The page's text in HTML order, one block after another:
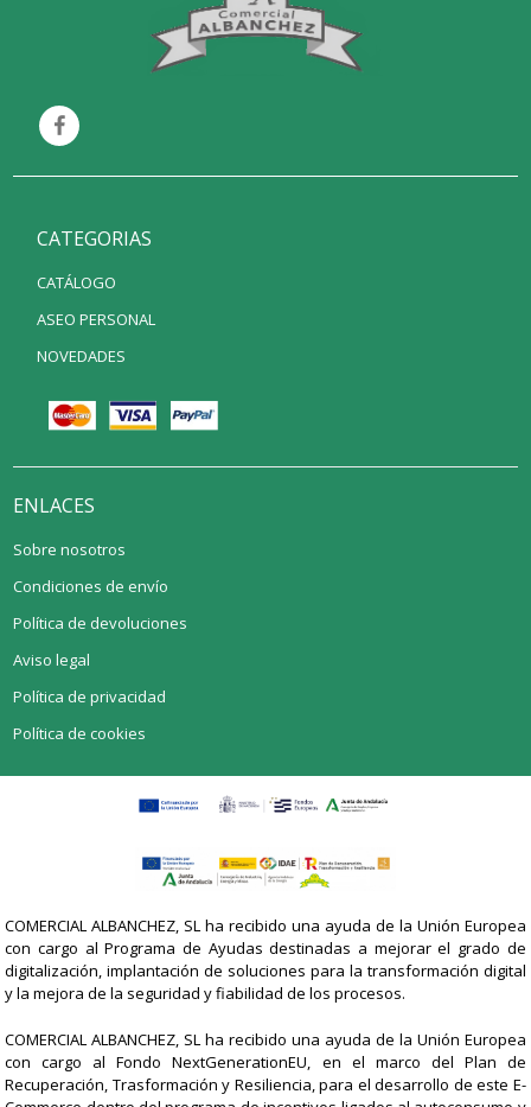
CATEGORIAS
CATÁLOGO
ASEO PERSONAL
NOVEDADES
ENLACES
Sobre nosotros
Condiciones de envío
Política de devoluciones
Aviso legal
Política de privacidad
Política de cookies
COMERCIAL ALBANCHEZ, SL ha recibido una ayuda de la Unión Europea
con cargo al Programa de Ayudas destinadas a mejorar el grado de
digitalización, implantación de soluciones para la transformación digital
y la mejora de la seguridad y fiabilidad de los procesos.
COMERCIAL ALBANCHEZ, SL ha recibido una ayuda de la Unión Europea
con cargo al Fondo NextGenerationEU, en el marco del Plan de
Recuperación, Trasformación y Resiliencia, para el desarrollo de este E-